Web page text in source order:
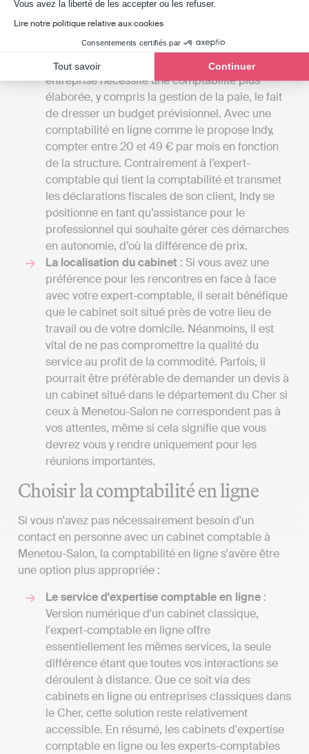
Vous avez la liberté de les accepter ou les refuser.
Lire notre politique relative aux cookies
Consentements certifiés par
Tout savoir Continuer
à 1000 euros par an pour une petite mission
confiée à un comptable indépendant et peuvent
s'élever à plusieurs milliers d'euros si votre
entreprise nécessite une comptabilité plus
élaborée, y compris la gestion de la paie, le fait
de dresser un budget prévisionnel. Avec une
comptabilité en ligne comme le propose Indy,
compter entre 20 et 49 € par mois en fonction
de la structure. Contrairement à l’expert-
comptable qui tient la comptabilité et transmet
les déclarations fiscales de son client, Indy se
positionne en tant qu’assistance pour le
professionnel qui souhaite gérer ces démarches
en autonomie, d’où la différence de prix.
La localisation du cabinet : Si vous avez une
préférence pour les rencontres en face à face
avec votre expert-comptable, il serait bénéfique
que le cabinet soit situé près de votre lieu de
travail ou de votre domicile. Néanmoins, il est
vital de ne pas compromettre la qualité du
service au profit de la commodité. Parfois, il
pourrait être préférable de demander un devis à
un cabinet situé dans le département du Cher si
ceux à Menetou-Salon ne correspondent pas à
vos attentes, même si cela signifie que vous
devrez vous y rendre uniquement pour les
réunions importantes.
Choisir la comptabilité en ligne
Si vous n'avez pas nécessairement besoin d'un
contact en personne avec un cabinet comptable à
Menetou-Salon, la comptabilité en ligne s'avère être
une option plus appropriée :
Le service d'expertise comptable en ligne :
Version numérique d'un cabinet classique,
l'expert-comptable en ligne offre
essentiellement les mêmes services, la seule
différence étant que toutes vos interactions se
déroulent à distance. Que ce soit via des
cabinets en ligne ou entreprises classiques dans
le Cher, cette solution reste relativement
accessible. En résumé, les cabinets d'expertise
comptable en ligne ou les experts-comptables